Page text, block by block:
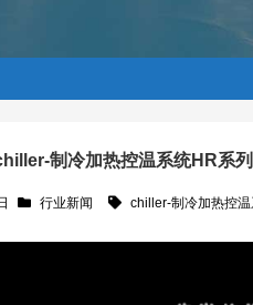
制冷加热控温系统HR系列
行业新闻 chiller-制冷加热控温